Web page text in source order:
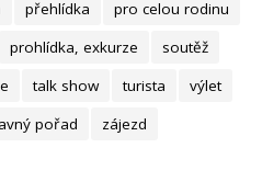
přehlídka
pro celou rodinu
prohlídka, exkurze
soutěž
talk show turista
výlet
pořad zájezd